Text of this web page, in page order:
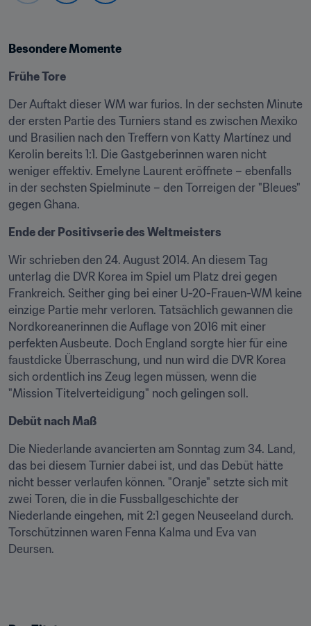
Besondere Momente
Frühe Tore
Der Auftakt dieser WM war furios. In der sechsten Minute
der ersten Partie des Turniers stand es zwischen Mexiko
und Brasilien nach den Treffern von Katty Martínez und
Kerolin bereits 1:1. Die Gastgeberinnen waren nicht
weniger effektiv. Emelyne Laurent eröffnete – ebenfalls
in der sechsten Spielminute – den Torreigen der "Bleues"
gegen Ghana.
Ende der Positivserie des Weltmeisters
Wir schrieben den 24. August 2014. An diesem Tag
unterlag die DVR Korea im Spiel um Platz drei gegen
Frankreich. Seither ging bei einer U-20-Frauen-WM keine
einzige Partie mehr verloren. Tatsächlich gewannen die
Nordkoreanerinnen die Auflage von 2016 mit einer
perfekten Ausbeute. Doch England sorgte hier für eine
faustdicke Überraschung, und nun wird die DVR Korea
sich ordentlich ins Zeug legen müssen, wenn die
"Mission Titelverteidigung" noch gelingen soll.
Debüt nach Maß
Die Niederlande avancierten am Sonntag zum 34. Land,
das bei diesem Turnier dabei ist, und das Debüt hätte
nicht besser verlaufen können. "Oranje" setzte sich mit
zwei Toren, die in die Fussballgeschichte der
Niederlande eingehen, mit 2:1 gegen Neuseeland durch.
Torschützinnen waren Fenna Kalma und Eva van
Deursen.